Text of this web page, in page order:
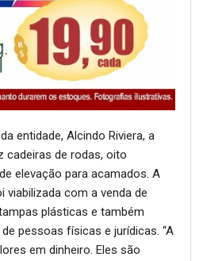
entidade, Alcindo Riviera, a
cadeiras de rodas, oito
elevação para acamados. A
com a venda de
plásticas e também
pessoas físicas e jurídicas. “A
em dinheiro. Eles são